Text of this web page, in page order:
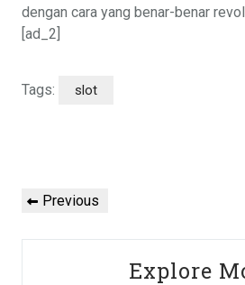
dengan cara yang benar-benar
[ad_2]
Tags: slot
navigation
Previous
Previous
Explore